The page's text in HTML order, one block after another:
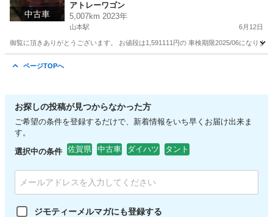
中古車
7キロ DAIHATSU HIJET ATRAI RS TURB
O 4WD TONICO ORANGE METALLIC
アトレーワゴン
5,007km 2023年
山本駅 6月12日
御覧に頂きありがとうございます。 お値段は1,591111円の 車検期限2025/06になりま
ページTOPへ
お探しの投稿が見つからなかった方
ご希望の条件を登録するだけで、新着情報をいち早くお届け出来ま
す。
選択中の条件 佐賀県 中古車 ダイハツ タント
ジモティーメルマガにも登録する